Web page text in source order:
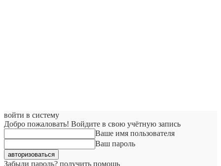
войти в систему
Добро пожаловать! Войдите в свою учётную запись
Ваше имя пользователя
Ваш пароль
Забыли пароль? получить помощь